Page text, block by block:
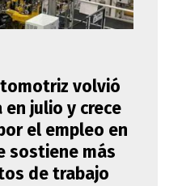
volvió
en julio y crece
el empleo en
sostiene más
de trabajo